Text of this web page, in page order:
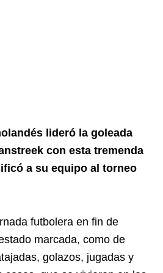
lideró la goleada
con esta tremenda
a su equipo al torneo
futbolera en fin de
marcada, como de
golazos, jugadas y